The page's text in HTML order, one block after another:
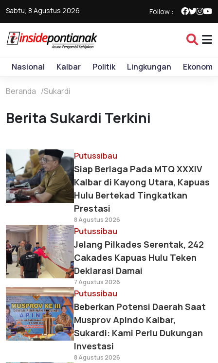
Sabtu, 8 Agustus 2026 Follow :
Nasional Kalbar Politik Lingkungan Ekonomi
Beranda Sukardi
Berita Sukardi Terkini
Putussibau
Siap Berlaga Pada MTQ XXXIV
Kalbar di Kayong Utara, Kapuas
Hulu Bertekad Tingkatkan
Prestasi
8 Agustus 2026
Putussibau
Jelang Pilkades Serentak, 242
Cakades Kapuas Hulu Teken
Deklarasi Damai
7 Agustus 2026
Putussibau
Beberkan Potensi Daerah Saat
Musprov Apindo Kalbar,
Sukardi: Kami Perlu Dukungan
Investasi
8 Agustus 2026